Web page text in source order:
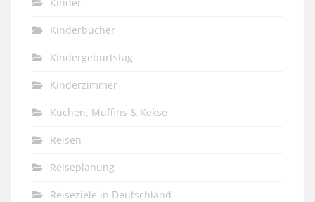
Kinderbücher
Kindergeburtstag
Kinderzimmer
Kuchen, Muffins & Kekse
Reisen
Reiseplanung
Reiseziele in Deutschland